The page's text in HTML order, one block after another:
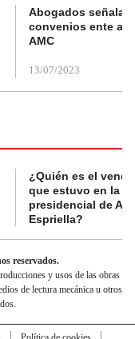
Abogados
convenios ente
AMC
13/07/2023
¿Quién es el
que estuvo en la
presidencial de
Espriella?
reservados.
y usos de las obras
de lectura mecánica u otros